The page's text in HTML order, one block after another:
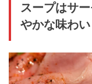
スープはサ
やかな味わい